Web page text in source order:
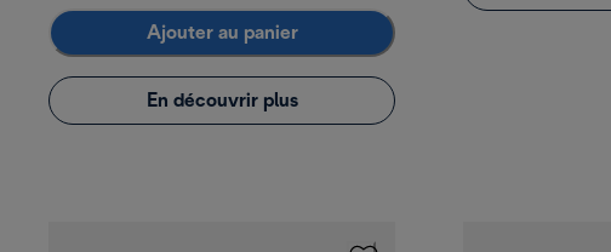
Ajouter au panier
En découvrir plus